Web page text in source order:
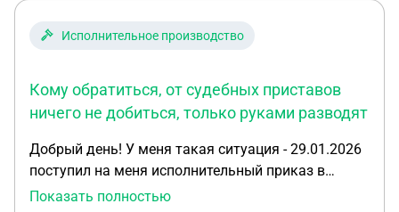
Исполнительное производство
Кому обратиться, от судебных приставов
ничего не добиться, только руками разводят
Добрый день! У меня такая ситуация - 29.01.2026
поступил на меня исполнительный приказ в
размере 70 000, 03.02.2026 бала у судебного
Показать полностью